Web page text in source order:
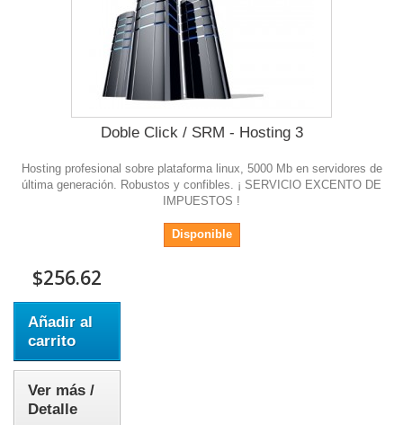
Doble Click / SRM - Hosting 3
Hosting profesional sobre plataforma linux, 5000 Mb en servidores de
última generación. Robustos y confibles. ¡ SERVICIO EXCENTO DE
IMPUESTOS !
Disponible
$256.62
Añadir al
carrito
Ver más /
Detalle